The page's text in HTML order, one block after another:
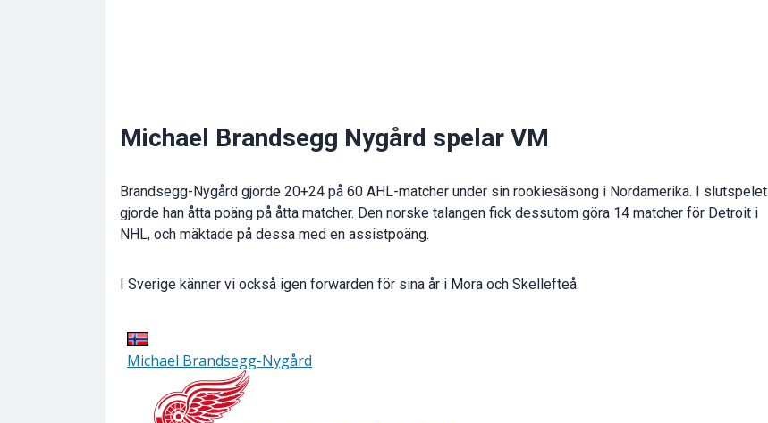
Michael Brandsegg Nygård spelar VM
Brandsegg-Nygård gjorde 20+24 på 60 AHL-matcher under sin rookiesäsong i Nordamerika. I slutspelet
gjorde han åtta poäng på åtta matcher. Den norske talangen fick dessutom göra 14 matcher för Detroit i
NHL, och mäktade på dessa med en assistpoäng.
I Sverige känner vi också igen forwarden för sina år i Mora och Skellefteå.